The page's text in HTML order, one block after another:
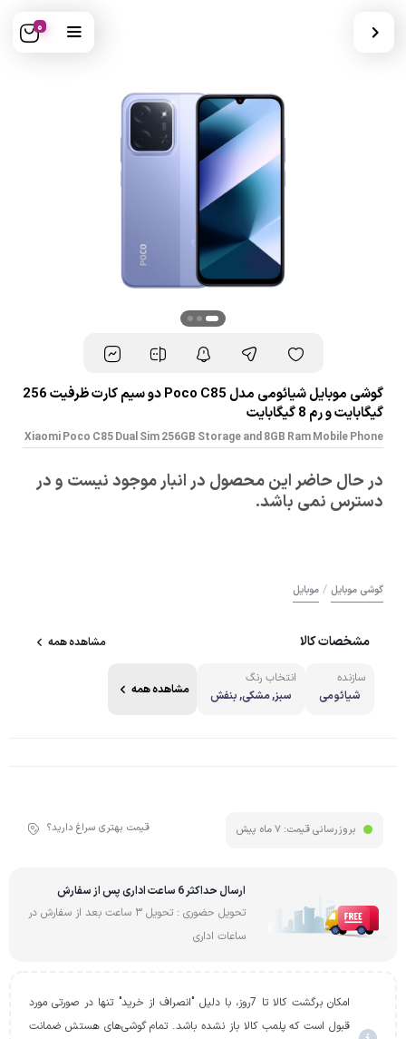
0
گوشی موبایل شیائومی مدل Poco C85 دو سیم کارت ظرفیت 256
گیگابایت و رم 8 گیگابایت
Xiaomi Poco C85 Dual Sim 256GB Storage and 8GB Ram Mobile Phone
در حال حاضر این محصول در انبار موجود نیست و در
دسترس نمی باشد.
گوشی موبایل / موبایل
مشخصات کالا مشاهده همه
سازنده
شیائومی
انتخاب رنگ
سبز, مشکی, بنفش
مشاهده همه
بروزرسانی قیمت: 7 ماه پیش قیمت بهتری سراغ دارید؟
ارسال حداکثر 6 ساعت اداری پس از سفارش
تحویل حضوری : تحویل 3 ساعت بعد از سفارش در
ساعات اداری
امکان برگشت کالا تا 7روز، با دلیل "انصراف از خرید" تنها در صورتی مورد
قبول است که پلمب کالا باز نشده باشد. تمام گوشی‌های هستش ضمانت